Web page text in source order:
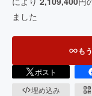
ました
も
ポスト
埋め込み